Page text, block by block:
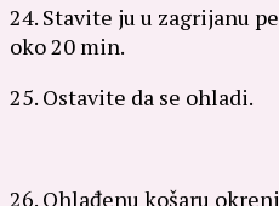
24. Stavite ju u zagrijanu
oko 20 min.
25. Ostavite da se ohladi.
26. Ohlađenu košaru